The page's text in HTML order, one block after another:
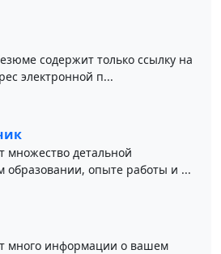
содержит только ссылку на
электронной п...
множество детальной
опыте работы и ...
много информации о вашем